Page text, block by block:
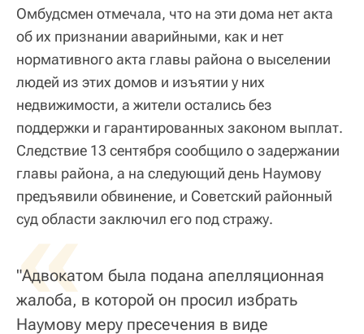
Омбудсмен отмечала, что на эти дома нет акта
об их признании аварийными, как и нет
нормативного акта главы района о выселении
людей из этих домов и изъятии у них
недвижимости, а жители остались без
поддержки и гарантированных законом выплат.
Следствие 13 сентября сообщило о задержании
главы района, а на следующий день Наумову
предъявили обвинение, и Советский районный
суд области заключил его под стражу.
«
"Адвокатом была подана апелляционная
жалоба, в которой он просил избрать
Наумову меру пресечения в виде